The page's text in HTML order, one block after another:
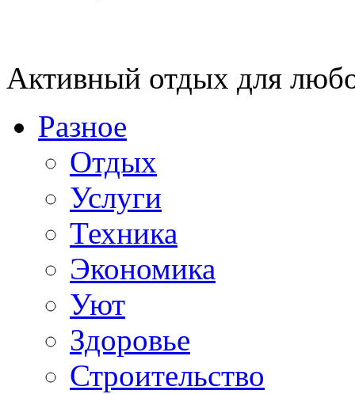
Активный отдых для
Разное
Отдых
Услуги
Техника
Экономика
Уют
Здоровье
Строительство